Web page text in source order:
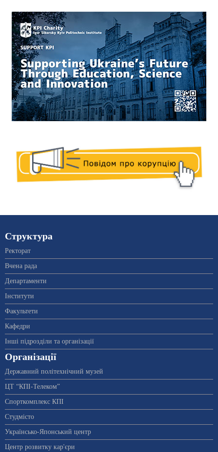
Структура
Ректорат
Вчена рада
Департаменти
Інститути
Факультети
Кафедри
Інші підрозділи та організації
Організації
Державний політехнічний музей
ЦТ “КПІ-Телеком”
Спорткомплекс КПІ
Студмісто
Українсько-Японський центр
Центр розвитку кар'єри